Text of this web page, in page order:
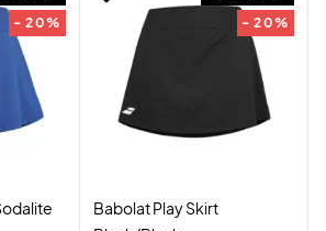
- 20% - 20%
Babolat Play Skirt